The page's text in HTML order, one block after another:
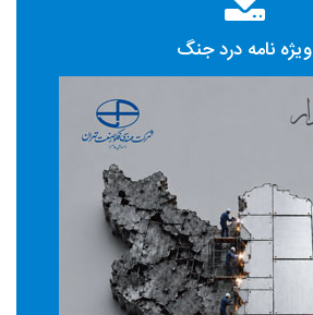
ویژه نامه درد جنگ